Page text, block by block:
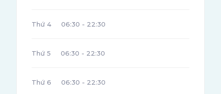
Thứ 4 06:30 - 22:30
Thứ 5 06:30 - 22:30
Thứ 6 06:30 - 22:30